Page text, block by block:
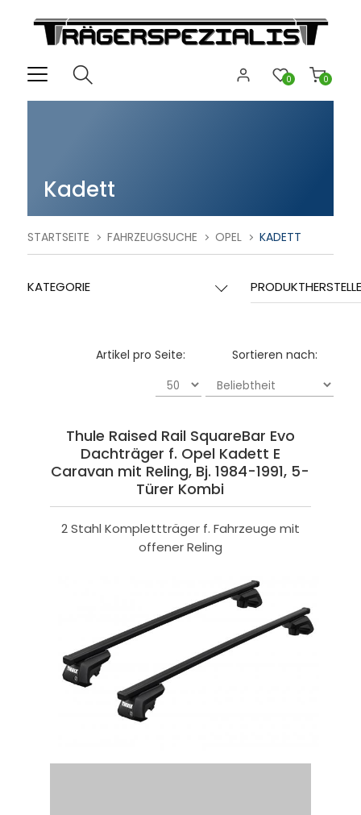
0
0
Kadett
STARTSEITE FAHRZEUGSUCHE OPEL KADETT
KATEGORIE
Sortieren nach:
Artikel pro Seite:
Thule Raised Rail SquareBar Evo
Dachträger f. Opel Kadett E
Caravan mit Reling, Bj. 1984-1991, 5-
Türer Kombi
2 Stahl Komplettträger f. Fahrzeuge mit
offener Reling